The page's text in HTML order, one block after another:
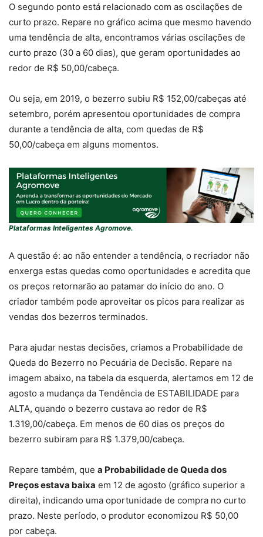
O segundo ponto está relacionado com as oscilações de
curto prazo. Repare no gráfico acima que mesmo havendo
uma tendência de alta, encontramos várias oscilações de
curto prazo (30 a 60 dias), que geram oportunidades ao
redor de R$ 50,00/cabeça.
Ou seja, em 2019, o bezerro subiu R$ 152,00/cabeças até
setembro, porém apresentou oportunidades de compra
durante a tendência de alta, com quedas de R$
50,00/cabeça em alguns momentos.
Plataformas Inteligentes Agromove.
A questão é: ao não entender a tendência, o recriador não
enxerga estas quedas como oportunidades e acredita que
os preços retornarão ao patamar do início do ano. O
criador também pode aproveitar os picos para realizar as
vendas dos bezerros terminados.
Para ajudar nestas decisões, criamos a Probabilidade de
Queda do Bezerro no Pecuária de Decisão. Repare na
imagem abaixo, na tabela da esquerda, alertamos em 12 de
agosto a mudança da Tendência de ESTABILIDADE para
ALTA, quando o bezerro custava ao redor de R$
1.319,00/cabeça. Em menos de 60 dias os preços do
bezerro subiram para R$ 1.379,00/cabeça.
Repare também, que a Probabilidade de Queda dos
Preços estava baixa em 12 de agosto (gráfico superior a
direita), indicando uma oportunidade de compra no curto
prazo. Neste período, o produtor economizou R$ 50,00
por cabeça.